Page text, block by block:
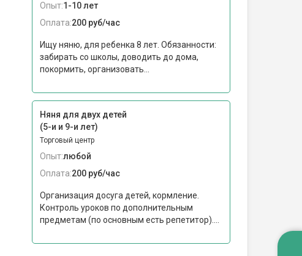
Опыт:1-10 лет
Оплата:200 руб/час
Ищу няню, для ребенка 8 лет. Обязанности:
забирать со школы, доводить до дома,
покормить, организовать...
Няня для двух детей
(5-и и 9-и лет)
Торговый центр
Опыт:любой
Оплата:200 руб/час
Организация досуга детей, кормление.
Контроль уроков по дополнительным
предметам (по основным есть репетитор)....